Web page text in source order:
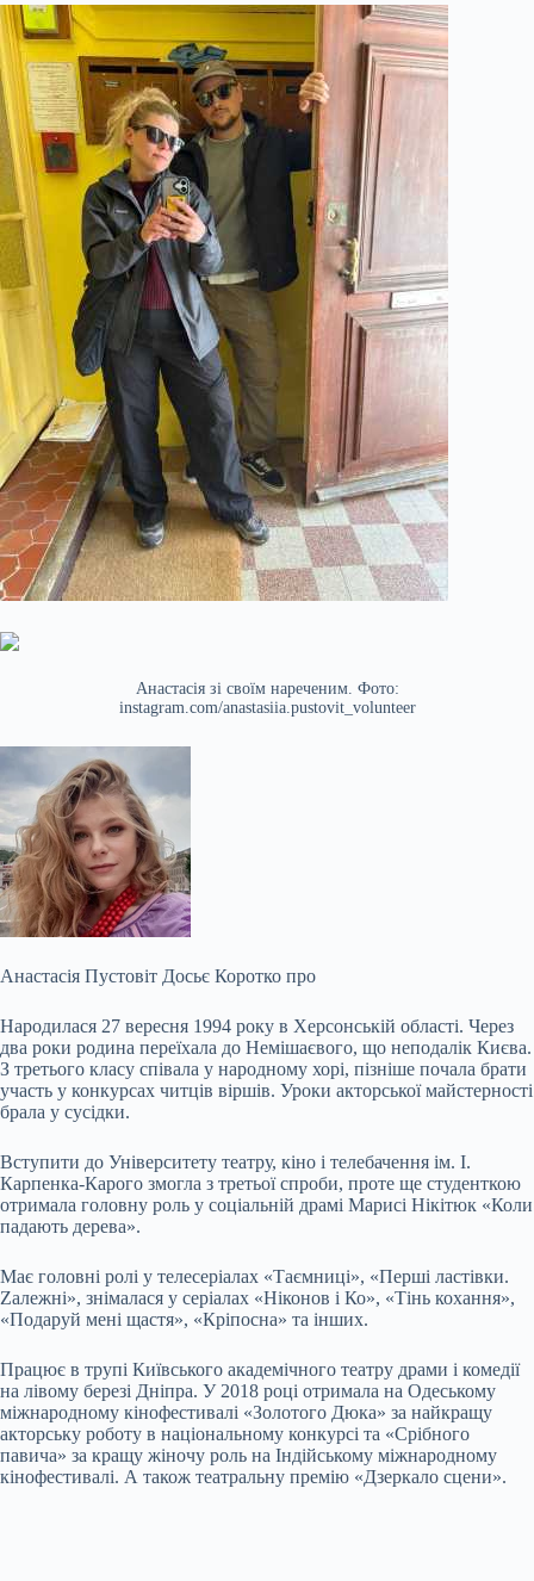
Анастасія зі своїм нареченим. Фото:
instagram.com/anastasiia.pustovit_volunteer
Анастасія Пустовіт Досьє Коротко про
Народилася 27 вересня 1994 року в Херсонській області. Через
два роки родина переїхала до Немішаєвого, що неподалік Києва.
З третього класу співала у народному хорі, пізніше почала брати
участь у конкурсах читців віршів. Уроки акторської майстерності
брала у сусідки.
Вступити до Університету театру, кіно і телебачення ім. І.
Карпенка-Карого змогла з третьої спроби, проте ще студенткою
отримала головну роль у соціальній драмі Марисі Нікітюк «Коли
падають дерева».
Має головні ролі у телесеріалах «Таємниці», «Перші ластівки.
Zалежні», знімалася у серіалах «Ніконов і Ко», «Тінь кохання»,
«Подаруй мені щастя», «Кріпосна» та інших.
Працює в трупі Київського академічного театру драми і комедії
на лівому березі Дніпра. У 2018 році отримала на Одеському
міжнародному кінофестивалі «Золотого Дюка» за найкращу
акторську роботу в національному конкурсі та «Срібного
павича» за кращу жіночу роль на Індійському міжнародному
кінофестивалі. А також театральну премію «Дзеркало сцени».